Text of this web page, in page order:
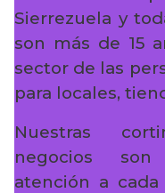
Sierrezuela y
son más de 15
sector de las
para locales,
Nuestras
negocios son
atención a